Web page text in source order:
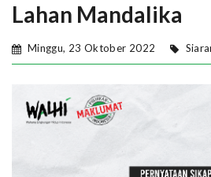
Lahan Mandalika
Minggu, 23 Oktober 2022